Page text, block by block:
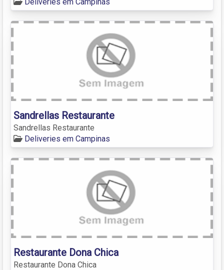
Sandrellas Restaurante
Sandrellas Restaurante
Deliveries em Campinas
Restaurante Dona Chica
Restaurante Dona Chica